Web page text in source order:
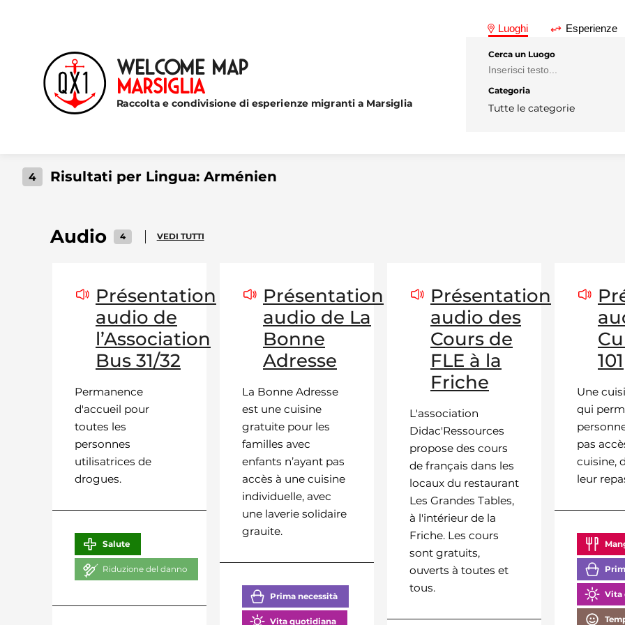
Welcome Map
Marsiglia
Raccolta e condivisione di esperienze migranti a Marsiglia
Luoghi Esperienze
Cerca un Luogo
Categoria
Tutte le categorie
4 Risultati per Lingua: Arménien
Audio 4 VEDI TUTTI
Présentation
audio de
l’Association
Bus 31/32
Permanence
d'accueil pour
toutes les
personnes
utilisatrices de
drogues.
Salute
Riduzione del danno
Présentation
audio de La
Bonne
Adresse
La Bonne Adresse
est une cuisine
gratuite pour les
familles avec
enfants n’ayant pas
accès à une cuisine
individuelle, avec
une laverie solidaire
grauite.
Prima necessità
Vita quotidiana
Présentation
audio des
Cours de
FLE à la
Friche
L'association
Didac'Ressources
propose des cours
de français dans les
locaux du restaurant
Les Grandes Tables,
à l'intérieur de la
Friche. Les cours
sont gratuits,
ouverts à toutes et
tous.
101
Une
qui
pas
cuisine,
leur
Vita